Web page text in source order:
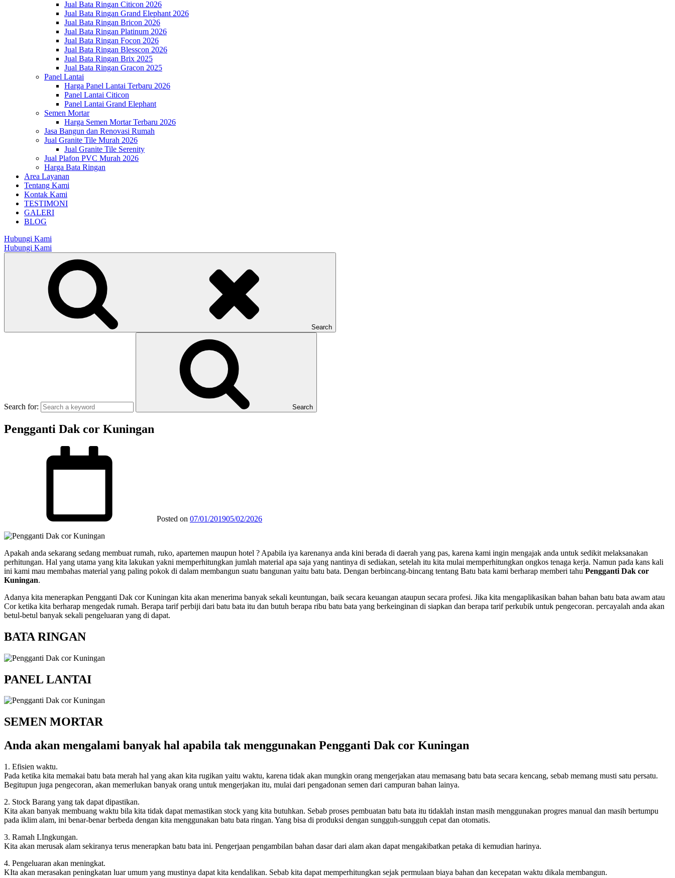
Jual Bata Ringan Citicon 2026
Jual Bata Ringan Grand Elephant 2026
Jual Bata Ringan Bricon 2026
Jual Bata Ringan Platinum 2026
Jual Bata Ringan Focon 2026
Jual Bata Ringan Blesscon 2026
Jual Bata Ringan Brix 2025
Jual Bata Ringan Gracon 2025
Panel Lantai
Harga Panel Lantai Terbaru 2026
Panel Lantai Citicon
Panel Lantai Grand Elephant
Semen Mortar
Harga Semen Mortar Terbaru 2026
Jasa Bangun dan Renovasi Rumah
Jual Granite Tile Murah 2026
Jual Granite Tile Serenity
Jual Plafon PVC Murah 2026
Harga Bata Ringan
Area Layanan
Tentang Kami
Kontak Kami
TESTIMONI
GALERI
BLOG
Hubungi Kami
Hubungi Kami
Search
Search for: Search
Pengganti Dak cor Kuningan
Posted on 07/01/201905/02/2026
Apakah anda sekarang sedang membuat rumah, ruko, apartemen maupun hotel ? Apabila iya karenanya anda kini berada di daerah yang pas, karena kami ingin mengajak anda untuk sedikit melaksanakan
perhitungan. Hal yang utama yang kita lakukan yakni memperhitungkan jumlah material apa saja yang nantinya di sediakan, setelah itu kita mulai memperhitungkan ongkos tenaga kerja. Namun pada kans kali
ini kami mau membahas material yang paling pokok di dalam membangun suatu bangunan yaitu batu bata. Dengan berbincang-bincang tentang Batu bata kami berharap memberi tahu Pengganti Dak cor
Kuningan.
Adanya kita menerapkan Pengganti Dak cor Kuningan kita akan menerima banyak sekali keuntungan, baik secara keuangan ataupun secara profesi. Jika kita mengaplikasikan bahan bahan batu bata awam atau
Cor ketika kita berharap mengedak rumah. Berapa tarif perbiji dari batu bata itu dan butuh berapa ribu batu bata yang berkeinginan di siapkan dan berapa tarif perkubik untuk pengecoran. percayalah anda akan
betul-betul banyak sekali pengeluaran yang di dapat.
BATA RINGAN
PANEL LANTAI
SEMEN MORTAR
Anda akan mengalami banyak hal apabila tak menggunakan Pengganti Dak cor Kuningan
1. Efisien waktu.
Pada ketika kita memakai batu bata merah hal yang akan kita rugikan yaitu waktu, karena tidak akan mungkin orang mengerjakan atau memasang batu bata secara kencang, sebab memang musti satu persatu.
Begitupun juga pengecoran, akan memerlukan banyak orang untuk mengerjakan itu, mulai dari pengadonan semen dari campuran bahan lainya.
2. Stock Barang yang tak dapat dipastikan.
Kita akan banyak membuang waktu bila kita tidak dapat memastikan stock yang kita butuhkan. Sebab proses pembuatan batu bata itu tidaklah instan masih menggunakan progres manual dan masih bertumpu
pada iklim alam, ini benar-benar berbeda dengan kita menggunakan batu bata ringan. Yang bisa di produksi dengan sungguh-sungguh cepat dan otomatis.
3. Ramah LIngkungan.
Kita akan merusak alam sekiranya terus menerapkan batu bata ini. Pengerjaan pengambilan bahan dasar dari alam akan dapat mengakibatkan petaka di kemudian harinya.
4. Pengeluaran akan meningkat.
KIta akan merasakan peningkatan luar umum yang mustinya dapat kita kendalikan. Sebab kita dapat memperhitungkan sejak permulaan biaya bahan dan kecepatan waktu dikala membangun.